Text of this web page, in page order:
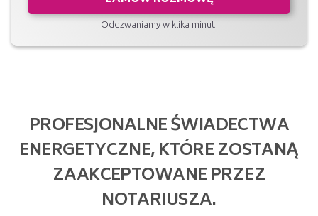
Oddzwaniamy w klika minut!
PROFESJONALNE ŚWIADECTWA
ENERGETYCZNE, KTÓRE ZOSTANĄ
ZAAKCEPTOWANE PRZEZ
NOTARIUSZA.